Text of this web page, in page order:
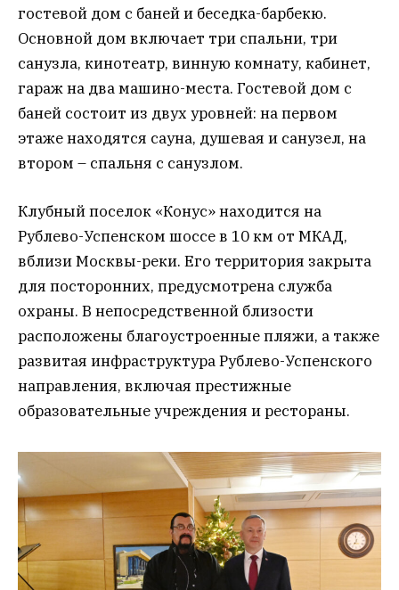
гостевой дом с баней и беседка-барбекю.
Основной дом включает три спальни, три
санузла, кинотеатр, винную комнату, кабинет,
гараж на два машино-места. Гостевой дом с
баней состоит из двух уровней: на первом
этаже находятся сауна, душевая и санузел, на
втором – спальня с санузлом.
Клубный поселок «Конус» находится на
Рублево-Успенском шоссе в 10 км от МКАД,
вблизи Москвы-реки. Его территория закрыта
для посторонних, предусмотрена служба
охраны. В непосредственной близости
расположены благоустроенные пляжи, а также
развитая инфраструктура Рублево-Успенского
направления, включая престижные
образовательные учреждения и рестораны.